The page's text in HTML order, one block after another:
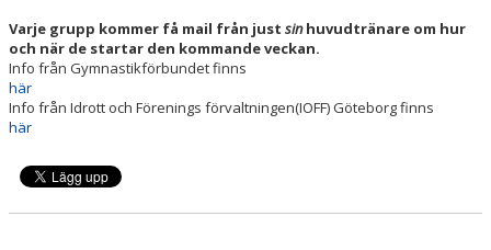
Varje grupp kommer få mail från just sinhuvudtränare om hur
och när de startar den kommande veckan.
Info från Gymnastikförbundet finns
här
Info från Idrott och Förenings förvaltningen(IOFF) Göteborg finns
här